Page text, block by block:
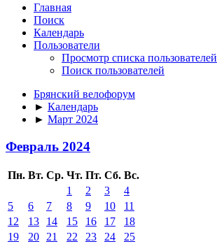
Главная
Поиск
Календарь
Пользователи
Просмотр списка пользователей
Поиск пользователей
Брянский велофорум
► Календарь
► Март 2024
Февраль 2024
Пн. Вт. Ср. Чт. Пт. Сб. Вс.
1
2 3
4
5
6 7 8 9 10
11
12
13 14 15 16 17
18
19
20 21 22 23 24
25